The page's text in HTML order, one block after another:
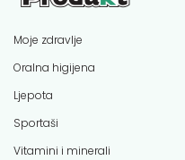
Moje zdravlje
Oralna higijena
Ljepota
Sportaši
Vitamini i minerali